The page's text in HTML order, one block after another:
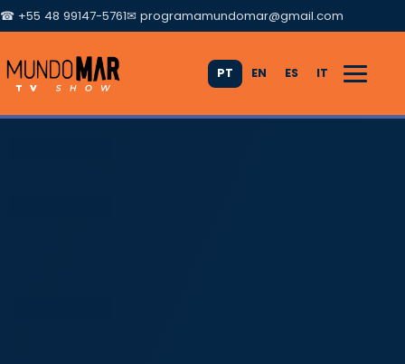
☎ +55 48 99147-5761✉ programamundomar@gmail.com
PT EN ES IT